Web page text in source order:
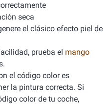
seca
el clásico efecto piel de
prueba el mango
el código color es
la pintura correcta. Si
color de tu coche,